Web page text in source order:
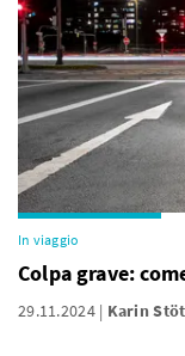
In viaggio
Colpa grave:
29.11.2024 Karin